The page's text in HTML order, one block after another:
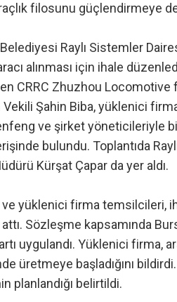
filosunu güçlendirmeye
Raylı Sistemler
alınması için ihale
CRRC Zhuzhou Locomotive
Şahin Biba, yüklenici
ve şirket yöneticileriyle
bulundu. Toplantıda
Kürşat Çapar da yer aldı.
yüklenici firma temsilcileri,
Sözleşme kapsamında
uygulandı. Yüklenici firma,
üretmeye başladığını
planlandığı belirtildi.